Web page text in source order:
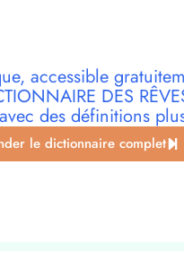
accessible
DES
des définitions
le dictionnaire complet